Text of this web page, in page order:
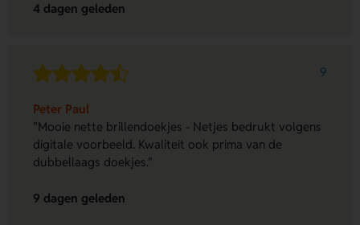
4 dagen geleden
9
Peter Paul
"Mooie nette brillendoekjes - Netjes bedrukt volgens
digitale voorbeeld. Kwaliteit ook prima van de
dubbellaags doekjes."
9 dagen geleden